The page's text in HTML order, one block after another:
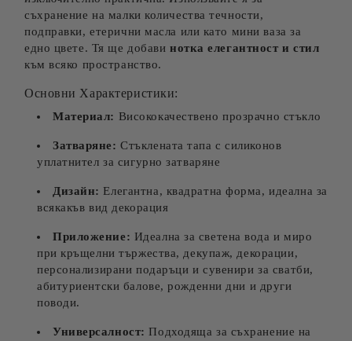
съхранение на малки количества течности,
подправки, етерични масла или като мини ваза за
едно цвете. Тя ще добави нотка елегантност и стил
към всяко пространство.
Основни Характеристики:
Материал: Висококачествено прозрачно стъкло
Затваряне: Стъклената тапа с силиконов
уплатнител за сигурно затваряне
Дизайн: Елегантна, квадратна форма, идеална за
всякакъв вид декорация
Приложение: Идеална за светена вода и миро
при кръщелни тържества, декупаж, декорации,
персонализирани подаръци и сувенири за сватби,
абитуриентски балове, рожденни дни и други
поводи.
Универсалност: Подходяща за съхранение на